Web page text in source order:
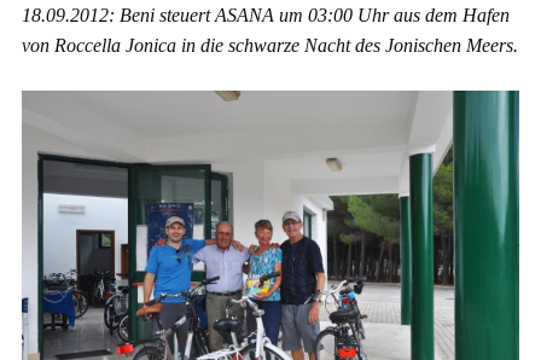
18.09.2012: Beni steuert ASANA um 03:00 Uhr aus dem Hafen
von Roccella Jonica in die schwarze Nacht des Jonischen Meers.